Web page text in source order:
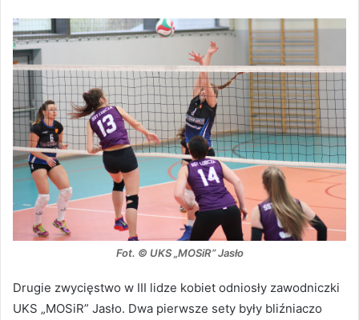
Fot. © UKS „MOSiR” Jasło
Drugie zwycięstwo w III lidze kobiet odniosły zawodniczki
UKS „MOSiR” Jasło. Dwa pierwsze sety były bliźniaczo